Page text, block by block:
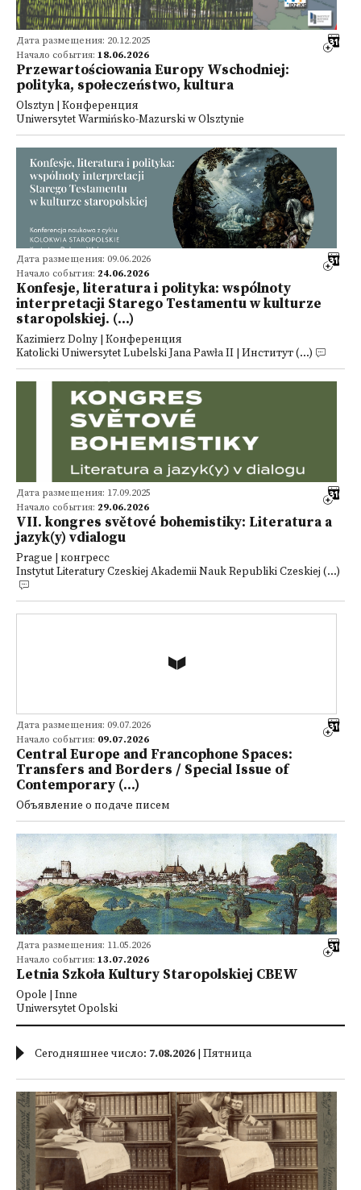
Дата размещения: 20.12.2025
Начало события: 18.06.2026
Przewartościowania Europy Wschodniej:
polityka, społeczeństwo, kultura
Olsztyn | Конференция
Uniwersytet Warmińsko-Mazurski w Olsztynie
Дата размещения: 09.06.2026
Начало события: 24.06.2026
Konfesje, literatura i polityka: wspólnoty
interpretacji Starego Testamentu w kulturze
staropolskiej. (...)
Kazimierz Dolny | Конференция
Katolicki Uniwersytet Lubelski Jana Pawła II | Институт (...)
Дата размещения: 17.09.2025
Начало события: 29.06.2026
VII. kongres světové bohemistiky: Literatura a
jazyk(y) vdialogu
Prague | конгресс
Instytut Literatury Czeskiej Akademii Nauk Republiki Czeskiej (...)
Дата размещения: 09.07.2026
Начало события: 09.07.2026
Central Europe and Francophone Spaces:
Transfers and Borders / Special Issue of
Contemporary (...)
Объявление о подаче писем
Дата размещения: 11.05.2026
Начало события: 13.07.2026
Letnia Szkoła Kultury Staropolskiej CBEW
Opole | Inne
Uniwersytet Opolski
Сегодняшнее число: 7.08.2026| Пятница